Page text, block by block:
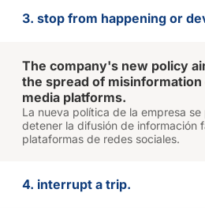
3. stop from happening or
The company's new policy
the spread of misinformation
media platforms.
La nueva política de la empresa se
detener la difusión de información
plataformas de redes sociales.
4. interrupt a trip.